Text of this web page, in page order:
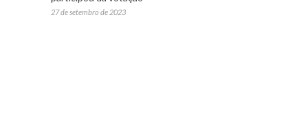
27 de setembro de 2023